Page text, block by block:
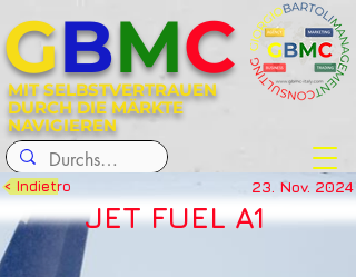
MIT SELBSTVERTRAUEN
DURCH DIE MÄRKTE
NAVIGIEREN
GBMC
< Indietro 23. Nov. 2024
JET FUEL A1